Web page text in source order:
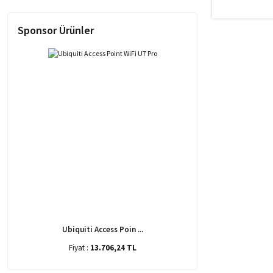
Sponsor Ürünler
Ubiquiti Access Poin ...
Fiyat : 13.706,24 TL